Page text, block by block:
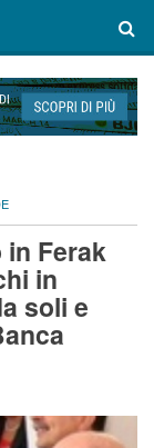
Ferak
in
soli e